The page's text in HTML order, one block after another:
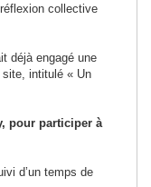
collective
déjà engagé une
site, intitulé « Un
pour participer à
d’un temps de